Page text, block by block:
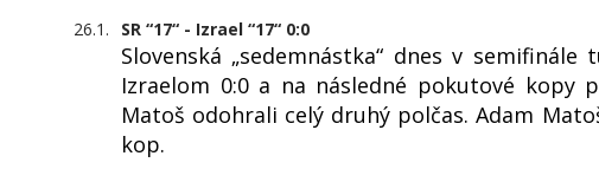
26.1. SR “17“ - Izrael “17“ 0:0
Slovenská „sedemnástka“ dnes v
Izraelom 0:0 a na následné pokutové kopy
Matoš odohrali celý druhý polčas. Adam
kop.